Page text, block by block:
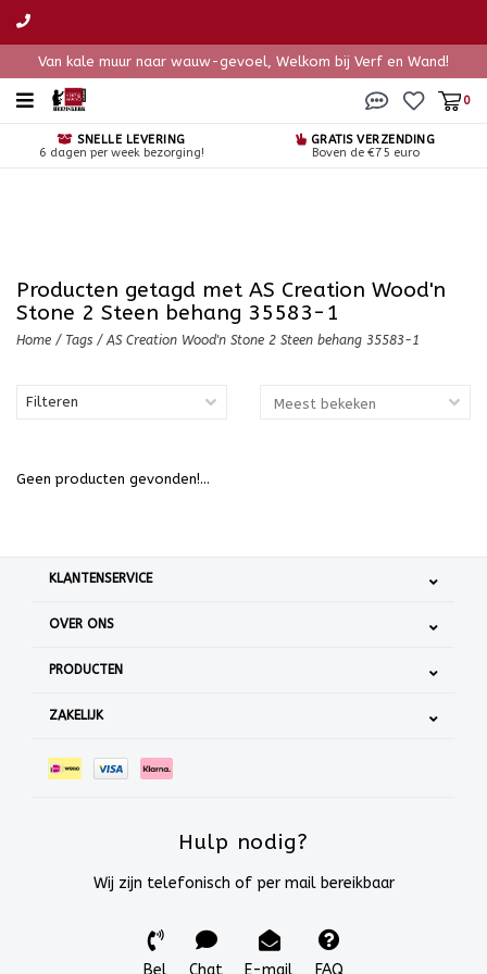
Van kale muur naar wauw-gevoel, Welkom bij Verf en Wand!
0
SNELLE LEVERING
6 dagen per week bezorging!
GRATIS VERZENDING
Boven de €75 euro
Producten getagd met AS Creation Wood'n
Stone 2 Steen behang 35583-1
Home / Tags / AS Creation Wood'n Stone 2 Steen behang 35583-1
Filteren
Geen producten gevonden!...
KLANTENSERVICE
OVER ONS
PRODUCTEN
ZAKELIJK
Hulp nodig?
Wij zijn telefonisch of per mail bereikbaar
Bel Chat E-mail FAQ